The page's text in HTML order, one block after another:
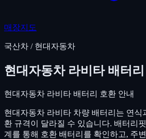
매장지도
국산차 / 현대자동차
현대자동차 라비타배터리
현대자동차 라비타 배터리 호환 안내
현대자동차 라비타 차량 배터리는 연식
환 규격이 달라질 수 있습니다. 배터리
계를 통해 호환 배터리를 확인하고, 주